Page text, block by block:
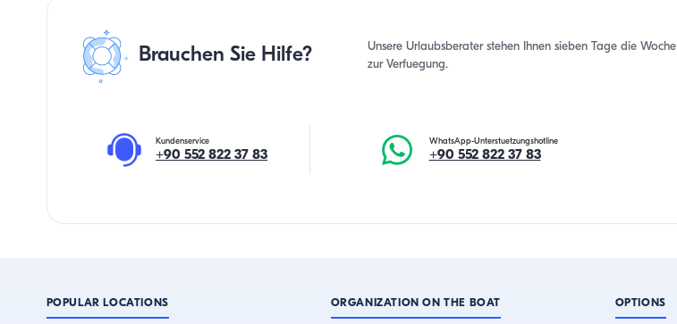
Brauchen Sie Hilfe?
Unsere Urlaubsberater stehen Ihnen sieben Tage die Woche
zur Verfuegung.
Kundenservice
+90 552 822 37 83
WhatsApp-Unterstuetzungshotline
+90 552 822 37 83
POPULAR LOCATIONS ORGANIZATION ON THE BOAT OPTIONS